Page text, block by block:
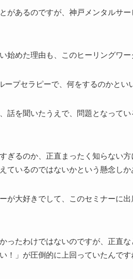
があるのですが、神戸メンタルサ
始めた理由も、このヒーリングワー
プセラピーで、何をするのかとい
話を聞いたうえで、問題となって
ぎるのか、正直まったく知らない
ているのではないかという懸念し
が大好きでして、このセミナーに
ったわけではないのですが、正直
！」が圧倒的に上回っていたんです